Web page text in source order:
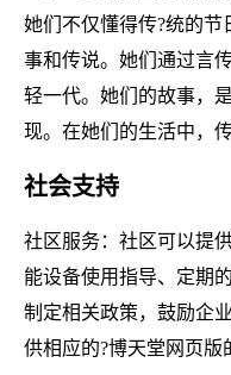
她们不仅懂得传?统的节
事和传说。她们通过言
轻一代。她们的故事，
现。在她们的生活中，
社会支持
社区服务：社区可以提
能设备使用指导、定期
制定相关政策，鼓励企
供相应的?博天堂网页版